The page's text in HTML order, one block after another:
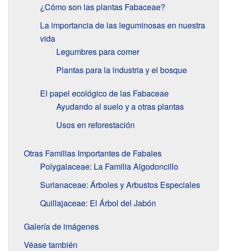
¿Cómo son las plantas Fabaceae?
La importancia de las leguminosas en nuestra
vida
Legumbres para comer
Plantas para la industria y el bosque
El papel ecológico de las Fabaceae
Ayudando al suelo y a otras plantas
Usos en reforestación
Otras Familias Importantes de Fabales
Polygalaceae: La Familia Algodoncillo
Surianaceae: Árboles y Arbustos Especiales
Quillajaceae: El Árbol del Jabón
Galería de imágenes
Véase también